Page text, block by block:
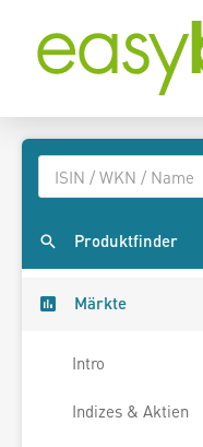
Produktfinder
Märkte
Intro
Indizes & Aktien